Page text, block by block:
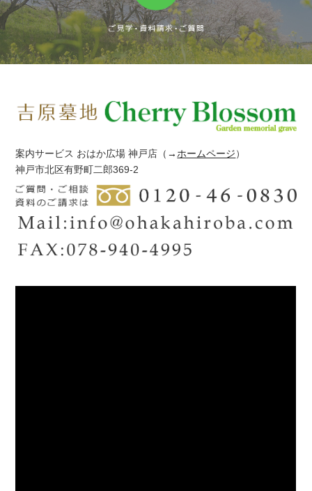
案内サービス おはか広場 神戸店 （→ ホームページ）
神戸市北区有野町二郎369-2